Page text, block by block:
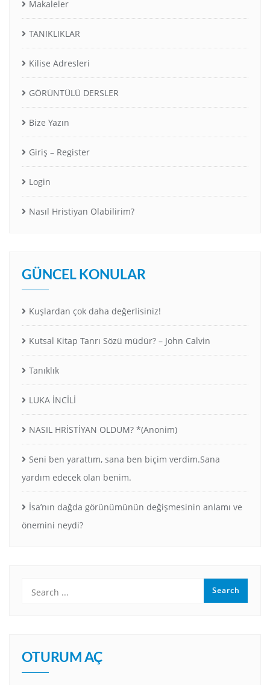
Makaleler
TANIKLIKLAR
Kilise Adresleri
GÖRÜNTÜLÜ DERSLER
Bize Yazın
Giriş – Register
Login
Nasıl Hristiyan Olabilirim?
GÜNCEL KONULAR
Kuşlardan çok daha değerlisiniz!
Kutsal Kitap Tanrı Sözü müdür? – John Calvin
Tanıklık
LUKA İNCİLİ
NASIL HRİSTİYAN OLDUM? *(Anonim)
Seni ben yarattım, sana ben biçim verdim.Sana
yardım edecek olan benim.
İsa’nın dağda görünümünün değişmesinin anlamı ve
önemini neydi?
OTURUM AÇ